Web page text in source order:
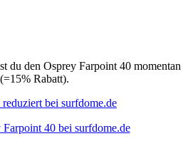
du den Osprey Farpoint 40 momentan
(=15% Rabatt).
40 bei surfdome.de